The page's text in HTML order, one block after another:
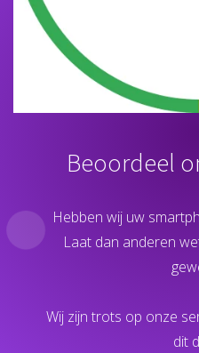
Beoordeel
Hebben wij uw
Laat dan anderen
Wij zijn trots op onze
dit